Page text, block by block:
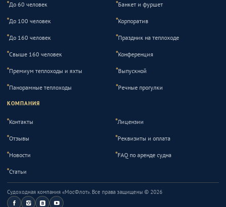
До 60 человек
До 100 человек
До 160 человек
Свыше 160 человек
Премиум теплоходы и яхты
Панорамные теплоходы
Банкет и фуршет
Корпоратив
Праздник на теплоходе
Конференция
Выпускной
Речные прогулки
КОМПАНИЯ
Контакты Лицензии
Отзывы Реквизиты и оплата
Новости FAQ по аренде судна
Статьи
Судоходная компания «МосФлот». Все права защищены © 2026